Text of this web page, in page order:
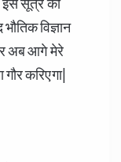
विज्ञान
अब आगे मेरे
करिएगा|